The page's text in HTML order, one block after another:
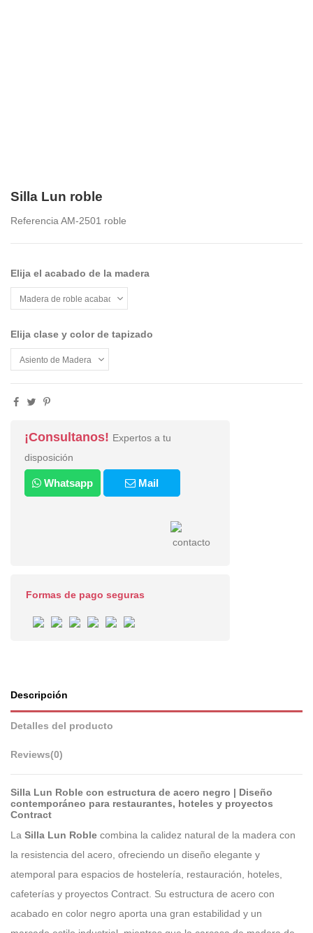
Silla Lun roble
ReferenciaAM-2501 roble
Elija el acabado de la madera
Elija clase y color de tapizado
¡Consultanos! Expertos a tu
disposición
Whatsapp Mail
Formas de pago seguras
Descripción
Detalles del producto
Reviews(0)
Silla Lun Roble con estructura de acero negro | Diseño
contemporáneo para restaurantes, hoteles y proyectos
Contract
La Silla Lun Roble combina la calidez natural de la madera con
la resistencia del acero, ofreciendo un diseño elegante y
atemporal para espacios de hostelería, restauración, hoteles,
cafeterías y proyectos Contract. Su estructura de acero con
acabado en color negro aporta una gran estabilidad y un